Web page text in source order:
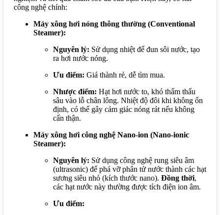
công nghệ chính:
Máy xông hơi nóng thông thường (Conventional
Steamer):
Nguyên lý: Sử dụng nhiệt để đun sôi nước, tạo
ra hơi nước nóng.
Ưu điểm: Giá thành rẻ, dễ tìm mua.
Nhược điểm: Hạt hơi nước to, khó thẩm thấu
sâu vào lỗ chân lông. Nhiệt độ đôi khi không ổn
định, có thể gây cảm giác nóng rát nếu không
cẩn thận.
Máy xông hơi công nghệ Nano-ion (Nano-ionic
Steamer):
Nguyên lý: Sử dụng công nghệ rung siêu âm
(ultrasonic) để phá vỡ phân tử nước thành các hạt
sương siêu nhỏ (kích thước nano). Đồng thời,
các hạt nước này thường được tích điện ion âm.
Ưu điểm: